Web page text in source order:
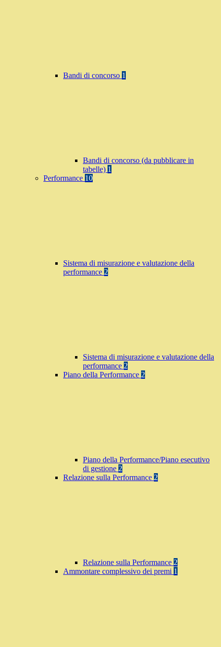
Bandi di concorso 1
Bandi di concorso (da pubblicare in
tabelle) 1
Performance 10
Sistema di misurazione e valutazione della
performance 2
Sistema di misurazione e valutazione della
performance 2
Piano della Performance 2
Piano della Performance/Piano esecutivo
di gestione 2
Relazione sulla Performance 2
Relazione sulla Performance 2
Ammontare complessivo dei premi 1